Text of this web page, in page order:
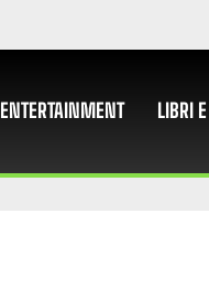
ENTERTAINMENT LIBRI